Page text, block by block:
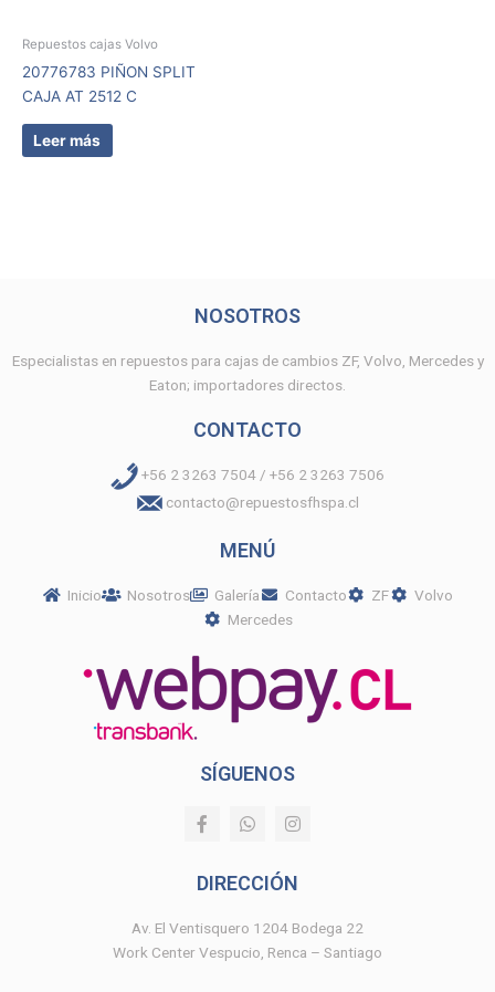
Repuestos cajas Volvo
20776783 PIÑON SPLIT
CAJA AT 2512 C
Leer más
NOSOTROS
Especialistas en repuestos para cajas de cambios ZF, Volvo, Mercedes y
Eaton; importadores directos.
CONTACTO
+56 2 3263 7504 / +56 2 3263 7506
contacto@repuestosfhspa.cl
MENÚ
Inicio Nosotros Galería Contacto ZF
Volvo
Mercedes
SÍGUENOS
F
a
b
o
k
-
W
h
s
p
p
I
n
a
r
a
m
DIRECCIÓN
Av. El Ventisquero 1204 Bodega 22
Work Center Vespucio, Renca – Santiago